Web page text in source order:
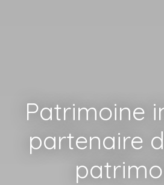
Patrimoine
partenaire